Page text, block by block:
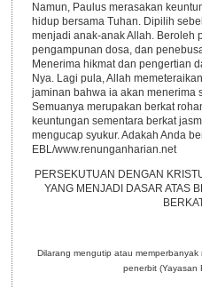
Namun, Paulus merasakan
hidup bersama Tuhan. Dipilih
menjadi anak-anak Allah. Beroleh
pengampunan dosa, dan
Menerima hikmat dan pengertian
Nya. Lagi pula, Allah
jaminan bahwa ia akan menerima
Semuanya merupakan berkat
keuntungan sementara berkat
mengucap syukur. Adakah Anda
EBL/www.renunganharian.net
PERSEKUTUAN DENGAN
YANG MENJADI DASAR ATAS
Dilarang mengutip atau memperbanyak
penerbit (Yayasan